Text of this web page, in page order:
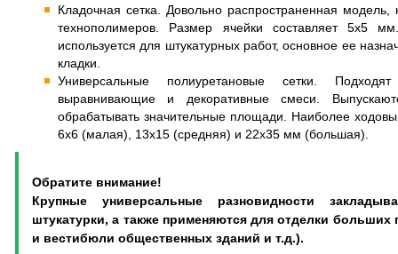
Кладочная сетка. Довольно распространенная модель,
технополимеров. Размер ячейки составляет 5х5
используется для штукатурных работ, основное ее
кладки.
Универсальные полиуретановые сетки.
выравнивающие и декоративные смеси.
обрабатывать значительные площади. Наиболее
6х6 (малая), 13х15 (средняя) и 22х35 мм (большая).
Обратите внимание!
Крупные универсальные разновидности
штукатурки, а также применяются для отделки
и вестибюли общественных зданий и т.д.).